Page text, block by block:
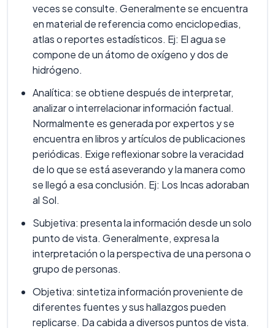
veces se consulte. Generalmente se encuentra
en material de referencia como enciclopedias,
atlas o reportes estadísticos. Ej: El agua se
compone de un átomo de oxígeno y dos de
hidrógeno.
Analítica: se obtiene después de interpretar,
analizar o interrelacionar información factual.
Normalmente es generada por expertos y se
encuentra en libros y artículos de publicaciones
periódicas. Exige reflexionar sobre la veracidad
de lo que se está aseverando y la manera como
se llegó a esa conclusión. Ej: Los Incas adoraban
al Sol.
Subjetiva: presenta la información desde un solo
punto de vista. Generalmente, expresa la
interpretación o la perspectiva de una persona o
grupo de personas.
Objetiva: sintetiza información proveniente de
diferentes fuentes y sus hallazgos pueden
replicarse. Da cabida a diversos puntos de vista.